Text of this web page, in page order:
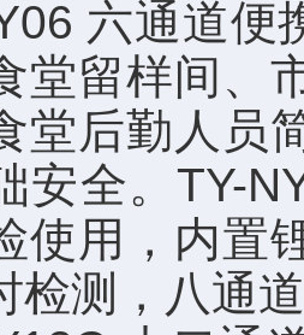
六通道便携
堂留样间、
堂后勤人员
安全。TY-
使用，内置
检测，八通